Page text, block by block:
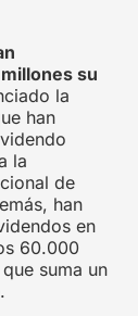
su
la
han
la
de
han
en
60.000
suma un